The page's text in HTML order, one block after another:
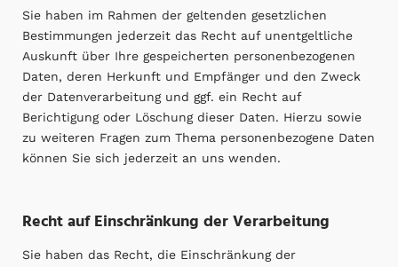
Sie haben im Rahmen der geltenden gesetzlichen
Bestimmungen jederzeit das Recht auf unentgeltliche
Auskunft über Ihre gespeicherten personenbezogenen
Daten, deren Herkunft und Empfänger und den Zweck
der Datenverarbeitung und ggf. ein Recht auf
Berichtigung oder Löschung dieser Daten. Hierzu sowie
zu weiteren Fragen zum Thema personenbezogene Daten
können Sie sich jederzeit an uns wenden.
Recht auf Einschränkung der Verarbeitung
Sie haben das Recht, die Einschränkung der